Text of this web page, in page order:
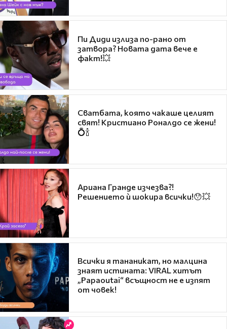
Пи Диди излиза по-рано от
затвора? Новата дата вече е
факт!💥
Сватбата, която чакаше целият
свят! Кристиано Роналдо се жени!
💍🍾
Ариана Гранде изчезва?!
Решението ѝ шокира всички!😯💥
Всички я тананикат, но малцина
знаят истината: VIRAL хитът
„Papaoutai“ всъщност не е изпят
от човек!